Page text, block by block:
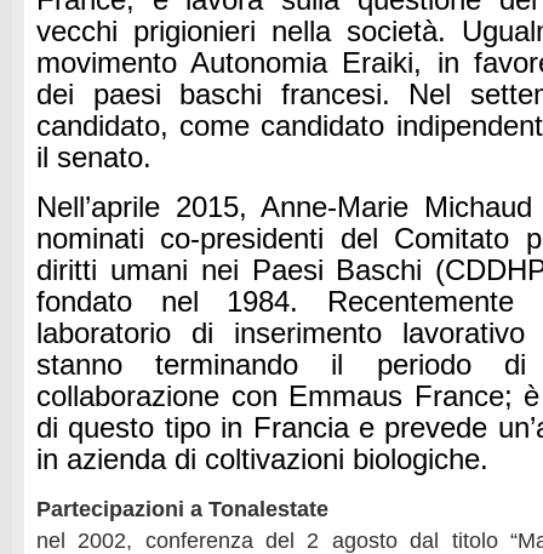
vecchi prigionieri nella società.
movimento Autonomia Eraiki, in
dei paesi baschi francesi. Nel
candidato, come candidato
il senato.
Nell’aprile 2015, Anne-Marie
nominati co-presidenti del Comitato
diritti umani nei Paesi Baschi
fondato nel 1984.
laboratorio di inserimento
stanno terminando il periodo di
collaborazione con Emmaus France;
di questo tipo in Francia e prevede
in azienda di coltivazioni biologiche.
Partecipazioni a Tonalestate
nel 2002, conferenza del 2 agosto dal titolo